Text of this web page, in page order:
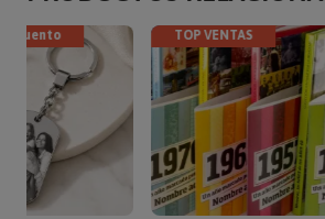
TOP VENTAS